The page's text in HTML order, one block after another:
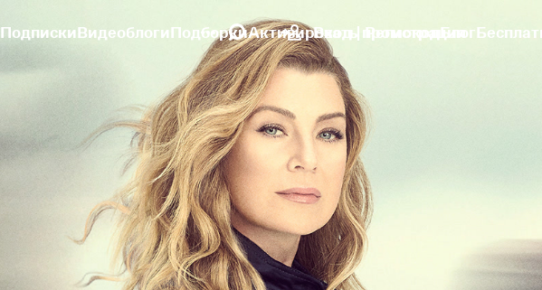
ПодпискиВидеоблогиПодборкиАктивировать промокодБлог
Вход | Регистрация